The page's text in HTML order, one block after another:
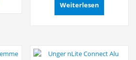
Weiterlesen